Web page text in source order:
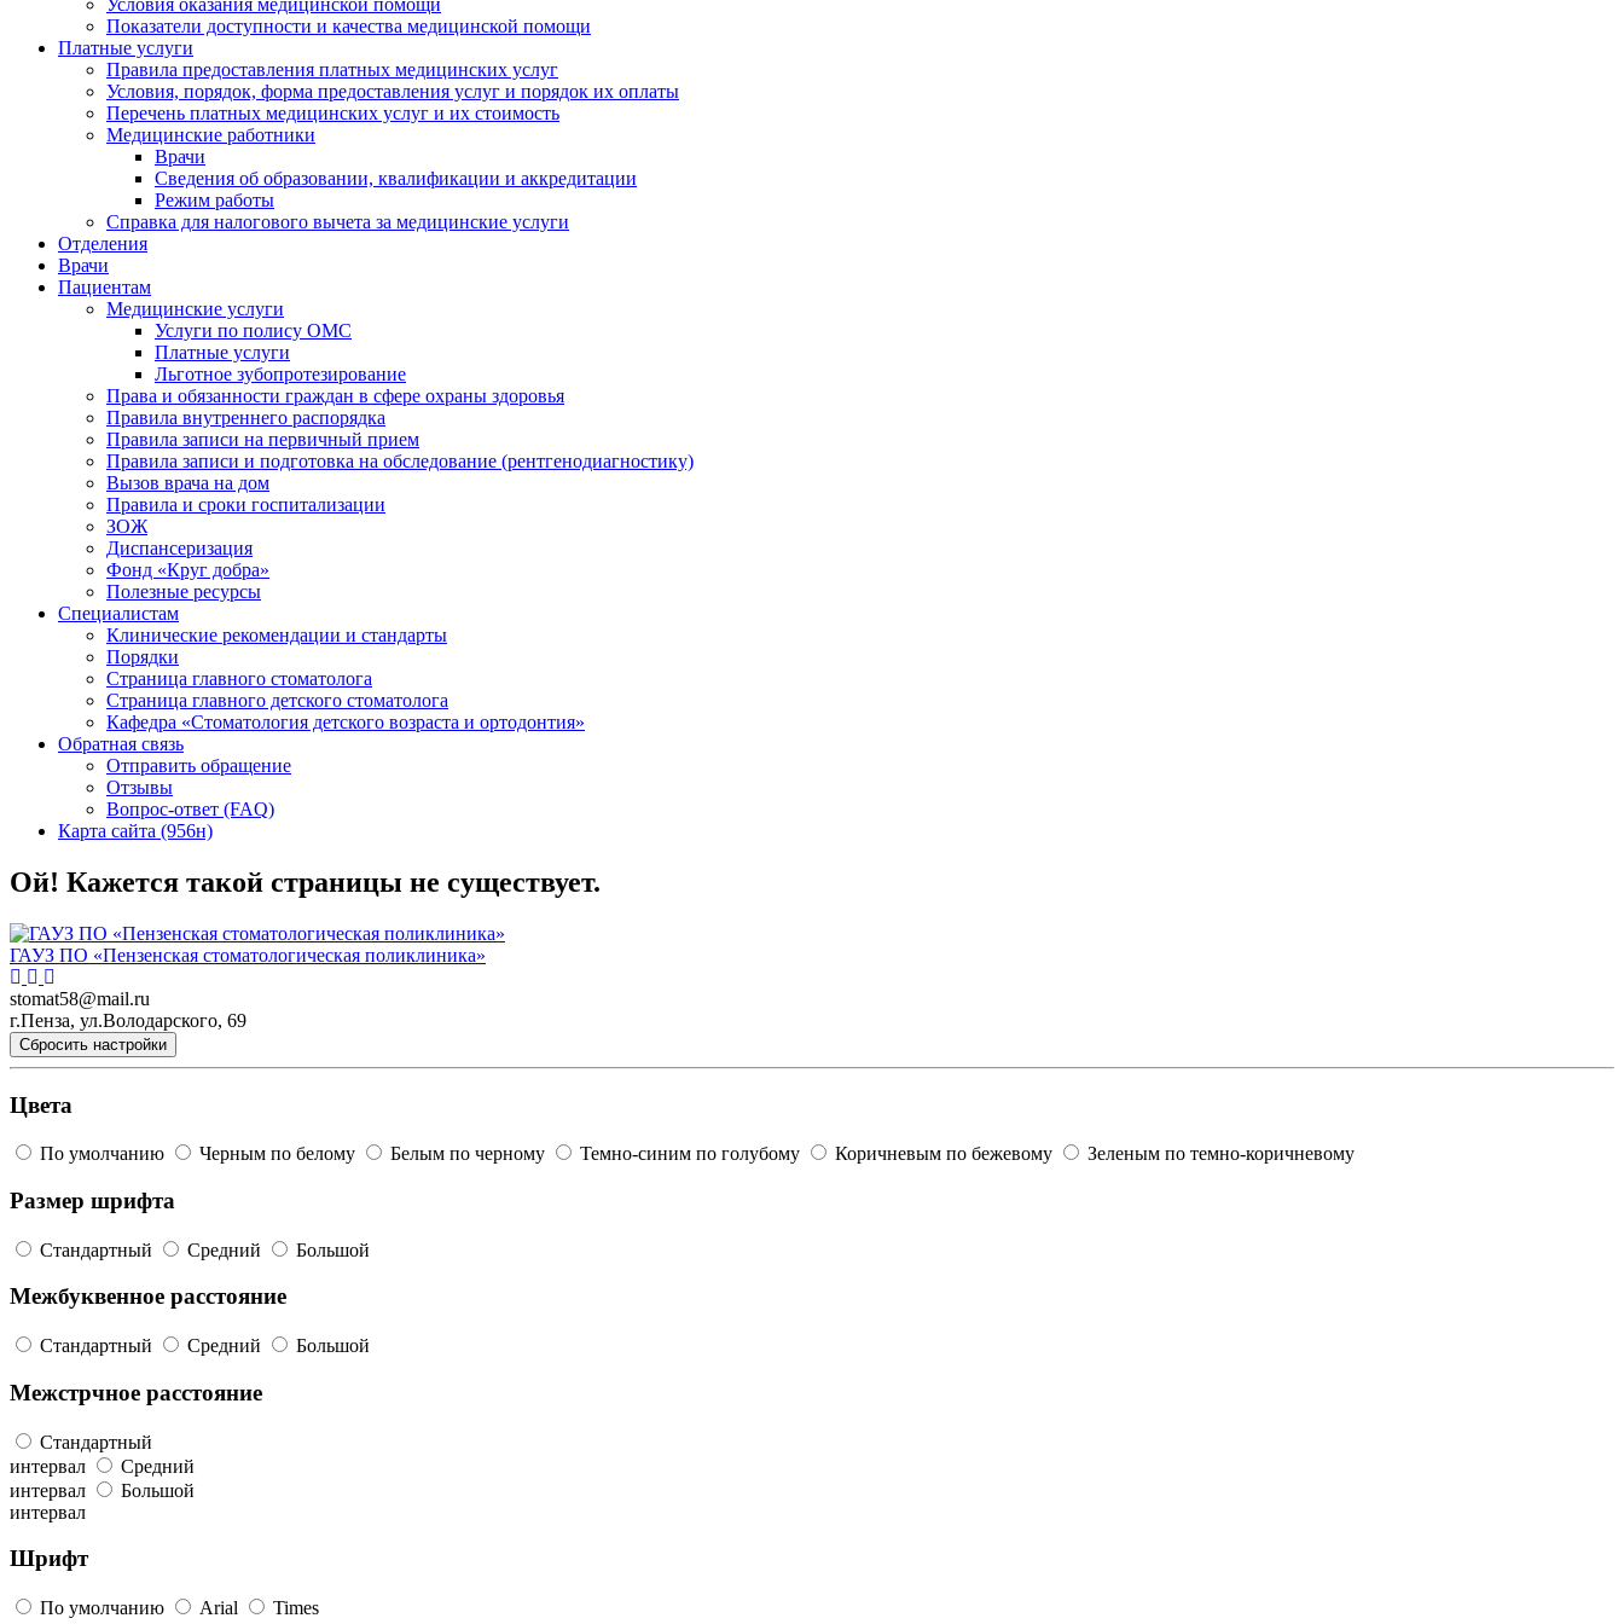
Условия оказания медицинской помощи
Показатели доступности и качества медицинской помощи
Платные услуги
Правила предоставления платных медицинских услуг
Условия, порядок, форма предоставления услуг и порядок их оплаты
Перечень платных медицинских услуг и их стоимость
Медицинские работники
Врачи
Сведения об образовании, квалификации и аккредитации
Режим работы
Справка для налогового вычета за медицинские услуги
Отделения
Врачи
Пациентам
Медицинские услуги
Услуги по полису ОМС
Платные услуги
Льготное зубопротезирование
Права и обязанности граждан в сфере охраны здоровья
Правила внутреннего распорядка
Правила записи на первичный прием
Правила записи и подготовка на обследование (рентгенодиагностику)
Вызов врача на дом
Правила и сроки госпитализации
ЗОЖ
Диспансеризация
Фонд «Круг добра»
Полезные ресурсы
Специалистам
Клинические рекомендации и стандарты
Порядки
Страница главного стоматолога
Страница главного детского стоматолога
Кафедра «Стоматология детского возраста и ортодонтия»
Обратная связь
Отправить обращение
Отзывы
Вопрос-ответ (FAQ)
Карта сайта (956н)
Ой! Кажется такой страницы не существует.
ГАУЗ ПО «Пензенская стоматологическая поликлиника»
stomat58@mail.ru
г.Пенза, ул.Володарского, 69
Сбросить настройки
Цвета
По умолчанию Черным по белому Белым по черному Темно-синим по голубому Коричневым по бежевому Зеленым по темно-коричневому
Размер шрифта
Стандартный Средний Большой
Межбуквенное расстояние
Стандартный Средний Большой
Межстрчное расстояние
Стандартный
интервал
Средний
интервал
Большой
интервал
Шрифт
По умолчанию Arial Times